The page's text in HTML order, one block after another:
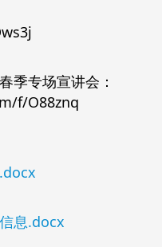
季专场宣讲会：
f/O88znq
息.docx